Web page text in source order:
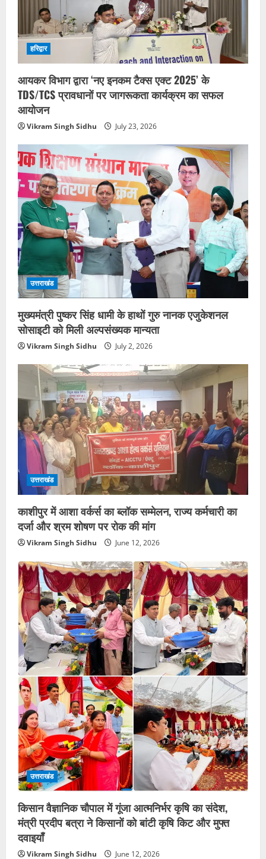
हरिद्वार
आयकर विभाग द्वारा ‘नए इनकम टैक्स एक्ट 2025’ के
TDS/TCS प्रावधानों पर जागरूकता कार्यक्रम का सफल
आयोजन
Vikram Singh Sidhu July 23, 2026
उत्तराखंड
मुख्यमंत्री पुष्कर सिंह धामी के हाथों गुरु नानक एजुकेशनल
सोसाइटी को मिली अल्पसंख्यक मान्यता
Vikram Singh Sidhu July 2, 2026
उत्तराखंड
काशीपुर में आशा वर्कर्स का ब्लॉक सम्मेलन, राज्य कर्मचारी का
दर्जा और श्रम शोषण पर रोक की मांग
Vikram Singh Sidhu June 12, 2026
उत्तराखंड
किसान वैज्ञानिक चौपाल में गूंजा आत्मनिर्भर कृषि का संदेश,
मंत्री प्रदीप बत्रा ने किसानों को बांटी कृषि किट और मुफ्त
दवाइयाँ
Vikram Singh Sidhu June 12, 2026